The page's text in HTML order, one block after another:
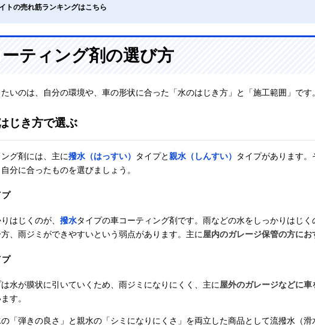
トの売れ筋ランキングはこちら
ティング剤の選び方
いのは、自分の環境や、車の形状に合った「水のはじき方」と「施工範囲」です。
じき方で選ぶ
グ剤には、主に撥水（はっすい） タイプと親水（しんすい）
タイプがあります
分に合ったものを選びましょう。
プ
はじくのが、 撥水タイプの車コーティング剤です。雨などの水をしっかりはじく
、雨ジミができやすいという弱点があります。主に屋内のガレージ保管の方にお
プ
水が膜状に引いていくため、雨ジミになりにくく、主に屋外のガレージなどに
す。
「弾きの良さ」と親水の「シミになりにくさ」を両立した商品として流撥水（滑